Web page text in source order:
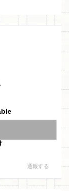
通報する